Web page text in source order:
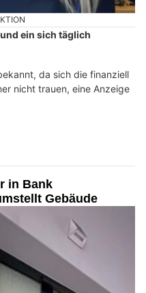
ein sich täglich
da sich die finanziell
nicht trauen, eine Anzeige
in Bank
Gebäude